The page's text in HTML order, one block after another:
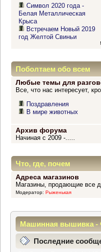
Символ 2020 года -
Белая Металлическая
Крыса
Встречаем Новый 2019
год Желтой Свиньи
Поболтаем обо всем
Любые темы для
Все, что нас интересует,
Поздравления
В мире животных
Архив форума
Начиная с 2009 -.....
Что, где, почем
Адреса магазинов
Магазины, продающие все
Модератор: Рыженькая
Машинная вышивка -
Информационный
Последние